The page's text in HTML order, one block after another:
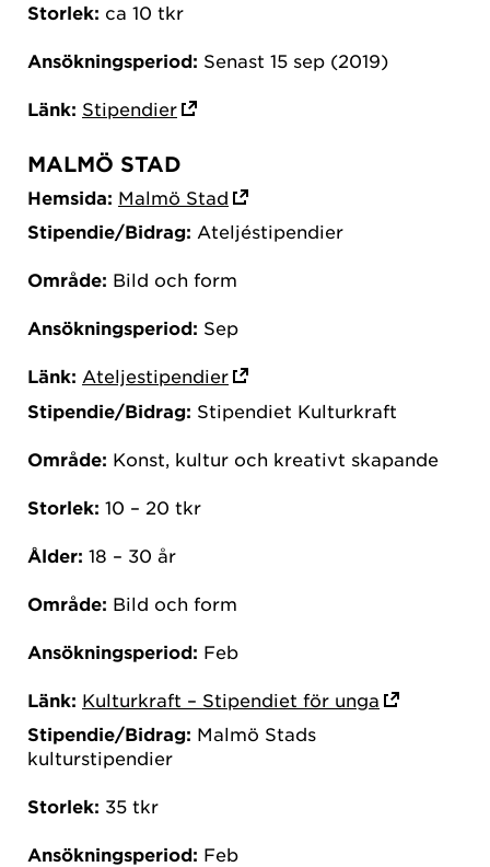
Storlek: ca 10 tkr
Ansökningsperiod: Senast 15 sep (2019)
Länk: Stipendier
MALMÖ STAD
Hemsida: Malmö Stad
Stipendie/Bidrag: Ateljéstipendier
Område: Bild och form
Ansökningsperiod: Sep
Länk: Ateljestipendier
Stipendie/Bidrag: Stipendiet Kulturkraft
Område: Konst, kultur och kreativt skapande
Storlek: 10 – 20 tkr
Ålder: 18 – 30 år
Område: Bild och form
Ansökningsperiod: Feb
Länk: Kulturkraft – Stipendiet för unga
Stipendie/Bidrag: Malmö Stads
kulturstipendier
Storlek: 35 tkr
Ansökningsperiod: Feb